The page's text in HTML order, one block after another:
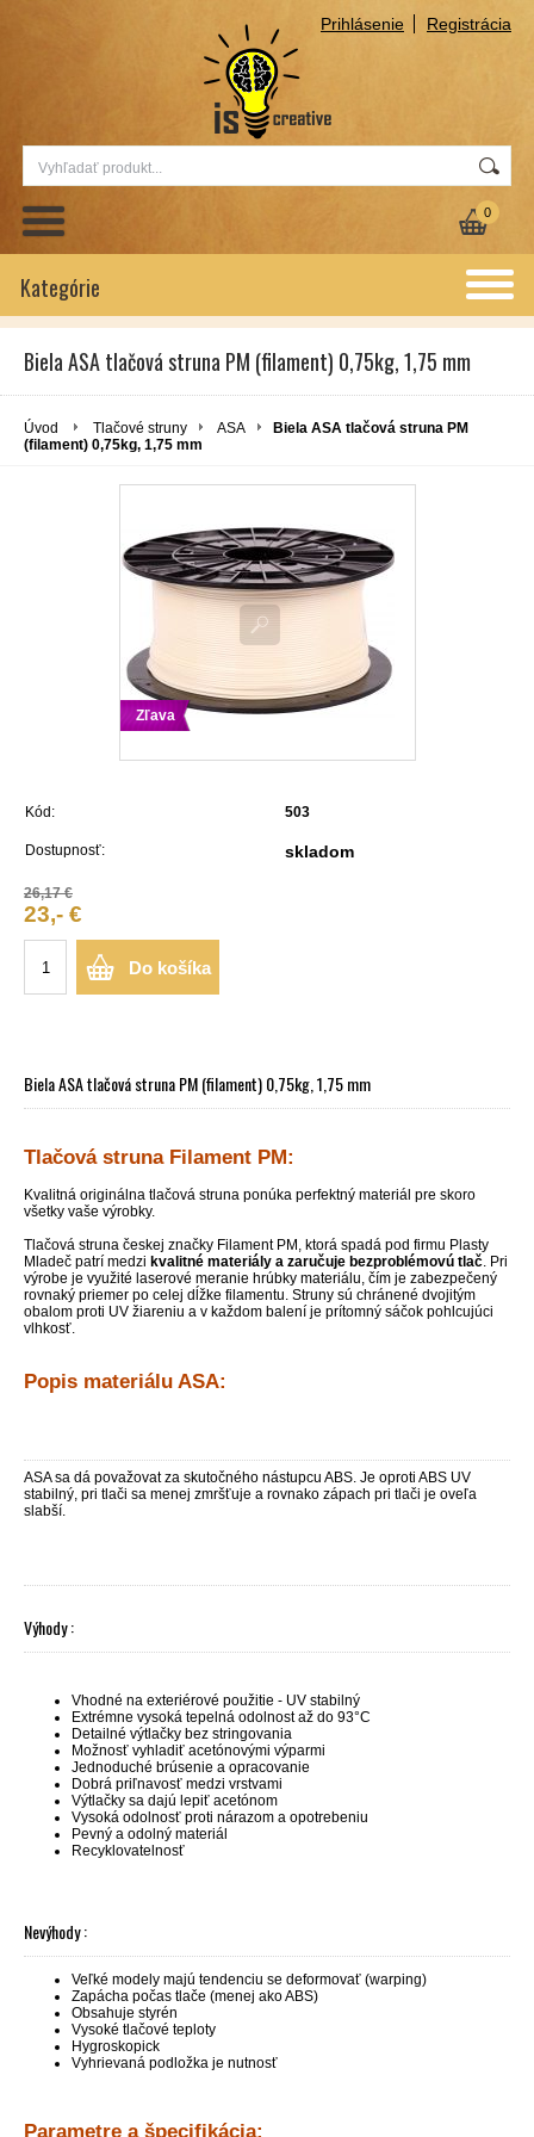
Prihlásenie Registrácia
0
Kategórie
Biela ASA tlačová struna PM (filament) 0,75kg, 1,75 mm
Úvod Tlačové struny ASA
Biela ASA tlačová struna PM
(filament) 0,75kg, 1,75 mm
Zľava
Kód: 503
Dostupnosť: skladom
26,17 €
23,- €
Do košíka
Biela ASA tlačová struna PM (filament) 0,75kg, 1,75 mm
Tlačová struna Filament PM:
Kvalitná originálna tlačová struna ponúka perfektný materiál pre skoro
všetky vaše výrobky.
Tlačová struna českej značky Filament PM, ktorá spadá pod firmu Plasty
Mladeč patrí medzi kvalitné materiály a zaručuje bezproblémovú tlač. Pri
výrobe je využité laserové meranie hrúbky materiálu, čím je zabezpečený
rovnaký priemer po celej dĺžke filamentu. Struny sú chránené dvojitým
obalom proti UV žiareniu a v každom balení je prítomný sáčok pohlcujúci
vlhkosť.
Popis materiálu ASA:
ASA sa dá považovat za skutočného nástupcu ABS. Je oproti ABS UV
stabilný, pri tlači sa menej zmršťuje a rovnako zápach pri tlači je oveľa
slabší.
Výhody :
Vhodné na exteriérové použitie - UV stabilný
Extrémne vysoká tepelná odolnost až do 93°C
Detailné výtlačky bez stringovania
Možnosť vyhladiť acetónovými výparmi
Jednoduché brúsenie a opracovanie
Dobrá priľnavosť medzi vrstvami
Výtlačky sa dajú lepiť acetónom
Vysoká odolnosť proti nárazom a opotrebeniu
Pevný a odolný materiál
Recyklovatelnosť
Nevýhody :
Veľké modely majú tendenciu se deformovať (warping)
Zapácha počas tlače (menej ako ABS)
Obsahuje styrén
Vysoké tlačové teploty
Hygroskopick
Vyhrievaná podložka je nutnosť
Parametre a špecifikácia: